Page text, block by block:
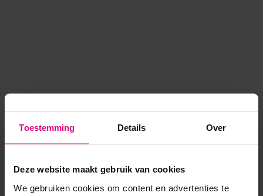
Toestemming Details Over
Deze website maakt gebruik van cookies
We gebruiken cookies om content en advertenties te